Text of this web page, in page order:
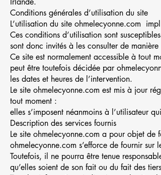
Conditions générales d’utilisation du site
L’utilisation du site ohmelecyonne.com
Ces conditions d’utilisation sont
sont donc invités à les consulter de manière
Ce site est normalement accessible à tout
peut être toutefois décidée par
les dates et heures de l’intervention.
Le site ohmelecyonne.com est mis à jour
tout moment :
elles s’imposent néanmoins à l’utilisateur
Description des services fournis
Le site ohmelecyonne.com a pour objet de
ohmelecyonne.com s’efforce de fournir
Toutefois, il ne pourra être tenue
qu’elles soient de son fait ou du fait des